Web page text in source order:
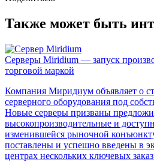
Также может быть
Серверы Miridium — запуск
торговой маркой
Компания Миридиум объявляет о
серверного оборудования под
Новые серверы призваны
высокопроизводительные и
изменившейся рыночной
поставлены и успешно введены в
центрах нескольких ключевых